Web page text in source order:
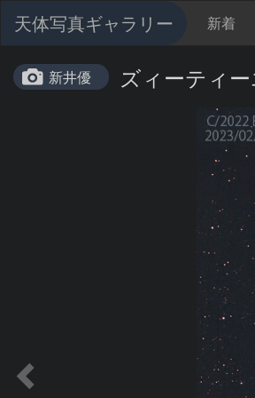
天体写真ギャラリー 新着
新井優 ズィーティ